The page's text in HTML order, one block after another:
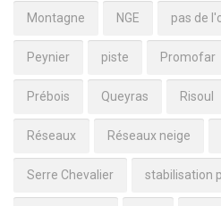
Montagne NGE pas de
Peynier piste Promofar
Prébois Queyras Risoul
Réseaux Réseaux neige
Serre Chevalier stabilisation